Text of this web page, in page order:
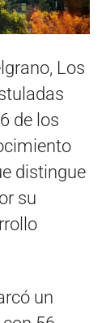
Los
de los
distingue
su
un